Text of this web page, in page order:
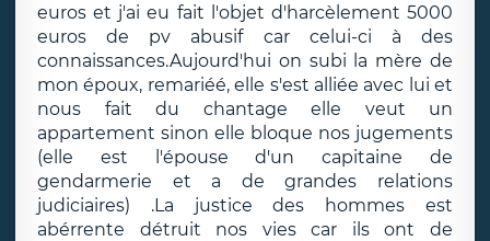
euros et j'ai eu fait l'objet d'harcèlement 5000
euros de pv abusif car celui-ci à des
connaissances.Aujourd'hui on subi la mère de
mon époux, remariéé, elle s'est alliée avec lui et
nous fait du chantage elle veut un
appartement sinon elle bloque nos jugements
(elle est l'épouse d'un capitaine de
gendarmerie et a de grandes relations
judiciaires) .La justice des hommes est
abérrente détruit nos vies car ils ont de